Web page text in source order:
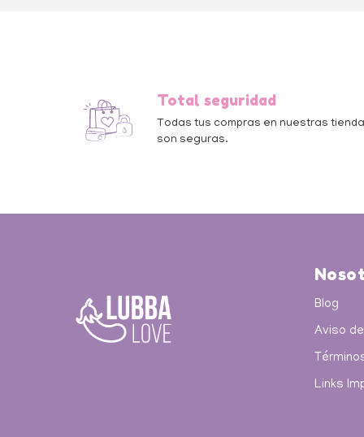
Total seguridad
Todas tus compras en nuestras tienda
son seguras.
Blog
Aviso
Links